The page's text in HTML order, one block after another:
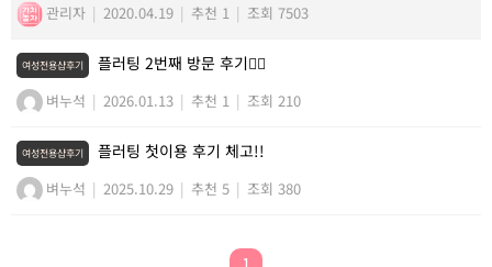
관리자 | 2020.04.19 | 추천 1 | 조회 7503
여성전용샵후기 플러팅 2번째 방문 후기💆‍♀️
벼누석 | 2026.01.13 | 추천 1 | 조회 210
여성전용샵후기 플러팅 첫이용 후기 체고!!
벼누석 | 2025.10.29 | 추천 5 | 조회 380